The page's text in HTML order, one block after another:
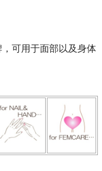
，可用于面部以及身体